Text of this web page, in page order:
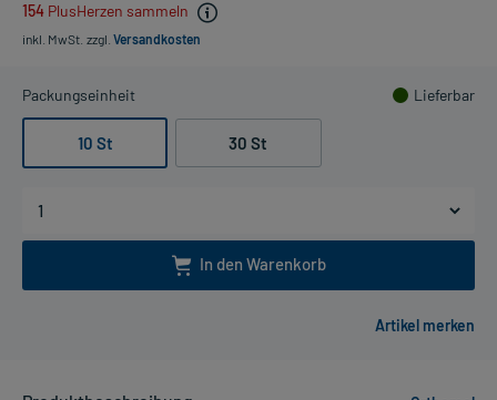
154 PlusHerzen sammeln
inkl. MwSt. zzgl. Versandkosten
Packungseinheit Lieferbar
10 St 30 St
In den Warenkorb